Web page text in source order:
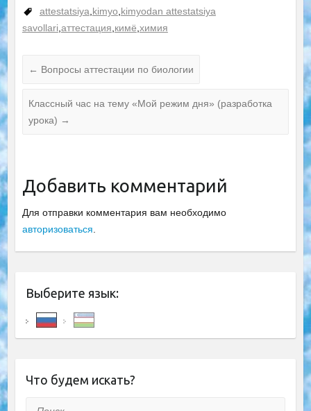
attestatsiya,kimyo,kimyodan attestatsiya
savollari,аттестация,кимё,химия
← Вопросы аттестации по биологии
Классный час на тему «Мой режим дня» (разработка
урока) →
Добавить комментарий
Для отправки комментария вам необходимо
авторизоваться.
Выберите язык:
Что будем искать?
Поиск